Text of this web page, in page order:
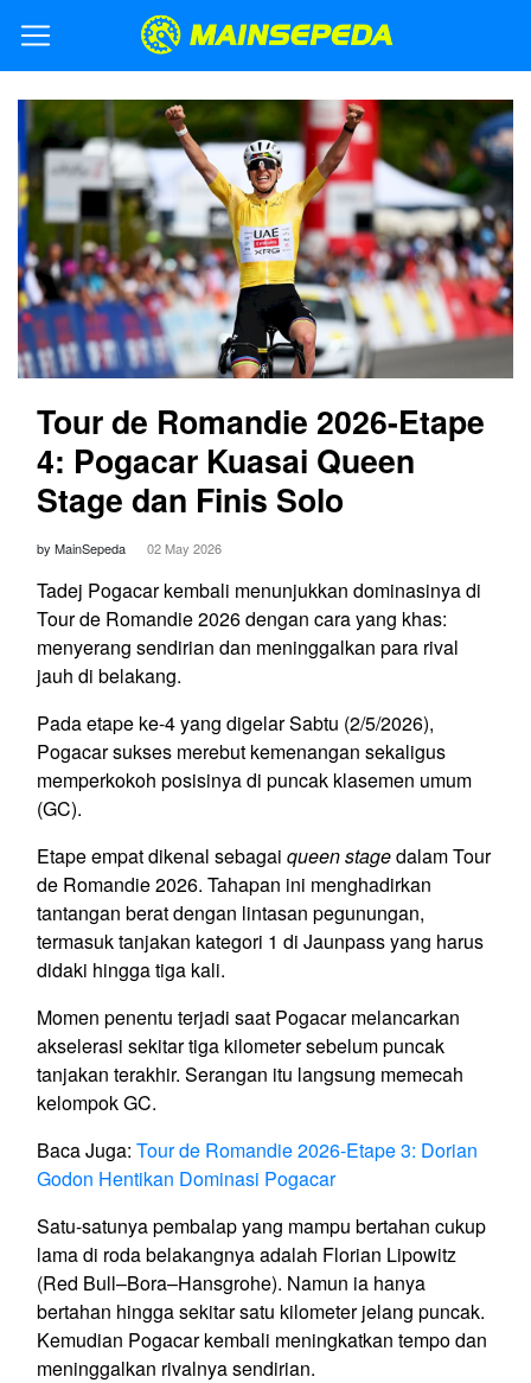
Tour de Romandie 2026-Etape
4: Pogacar Kuasai Queen
Stage dan Finis Solo
by MainSepeda 02 May 2026
Tadej Pogacar kembali menunjukkan dominasinya di
Tour de Romandie 2026 dengan cara yang khas:
menyerang sendirian dan meninggalkan para rival
jauh di belakang.
Pada etape ke-4 yang digelar Sabtu (2/5/2026),
Pogacar sukses merebut kemenangan sekaligus
memperkokoh posisinya di puncak klasemen umum
(GC).
Etape empat dikenal sebagai queen stagedalam Tour
de Romandie 2026. Tahapan ini menghadirkan
tantangan berat dengan lintasan pegunungan,
termasuk tanjakan kategori 1 di Jaunpass yang harus
didaki hingga tiga kali.
Momen penentu terjadi saat Pogacar melancarkan
akselerasi sekitar tiga kilometer sebelum puncak
tanjakan terakhir. Serangan itu langsung memecah
kelompok GC.
Baca Juga: Tour de Romandie 2026-Etape 3: Dorian
Godon Hentikan Dominasi Pogacar
Satu-satunya pembalap yang mampu bertahan cukup
lama di roda belakangnya adalah Florian Lipowitz
(Red Bull–Bora–Hansgrohe). Namun ia hanya
bertahan hingga sekitar satu kilometer jelang puncak.
Kemudian Pogacar kembali meningkatkan tempo dan
meninggalkan rivalnya sendirian.